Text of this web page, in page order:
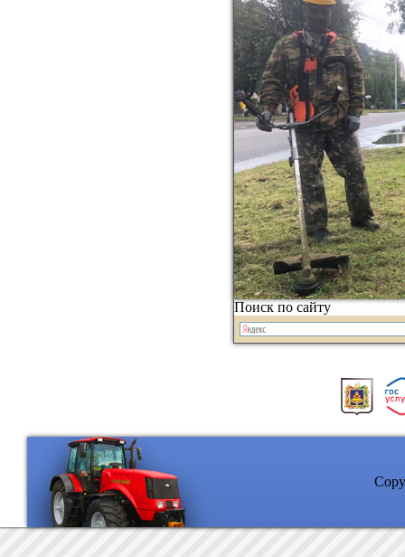
Поиск по сайту